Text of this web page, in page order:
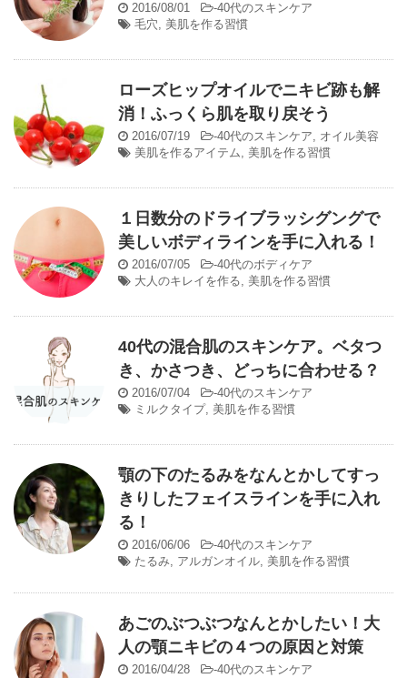
2016/08/01 -40代のスキンケア
毛穴, 美肌を作る習慣
ローズヒップオイルでニキビ跡も解
消！ふっくら肌を取り戻そう
2016/07/19 -40代のスキンケア, オイル美容
美肌を作るアイテム, 美肌を作る習慣
１日数分のドライブラッシグングで
美しいボディラインを手に入れる！
2016/07/05 -40代のボディケア
大人のキレイを作る, 美肌を作る習慣
40代の混合肌のスキンケア。ベタつ
き、かさつき、どっちに合わせる？
2016/07/04 -40代のスキンケア
ミルクタイプ, 美肌を作る習慣
顎の下のたるみをなんとかしてすっ
きりしたフェイスラインを手に入れ
る！
2016/06/06 -40代のスキンケア
たるみ, アルガンオイル, 美肌を作る習慣
あごのぶつぶつなんとかしたい！大
人の顎ニキビの４つの原因と対策
2016/04/28 -40代のスキンケア